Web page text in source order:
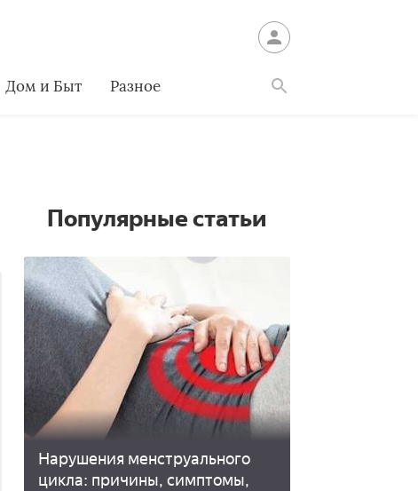
Дом и Быт Разное
Популярные статьи
Нарушения менструального
цикла: причины, симптомы,